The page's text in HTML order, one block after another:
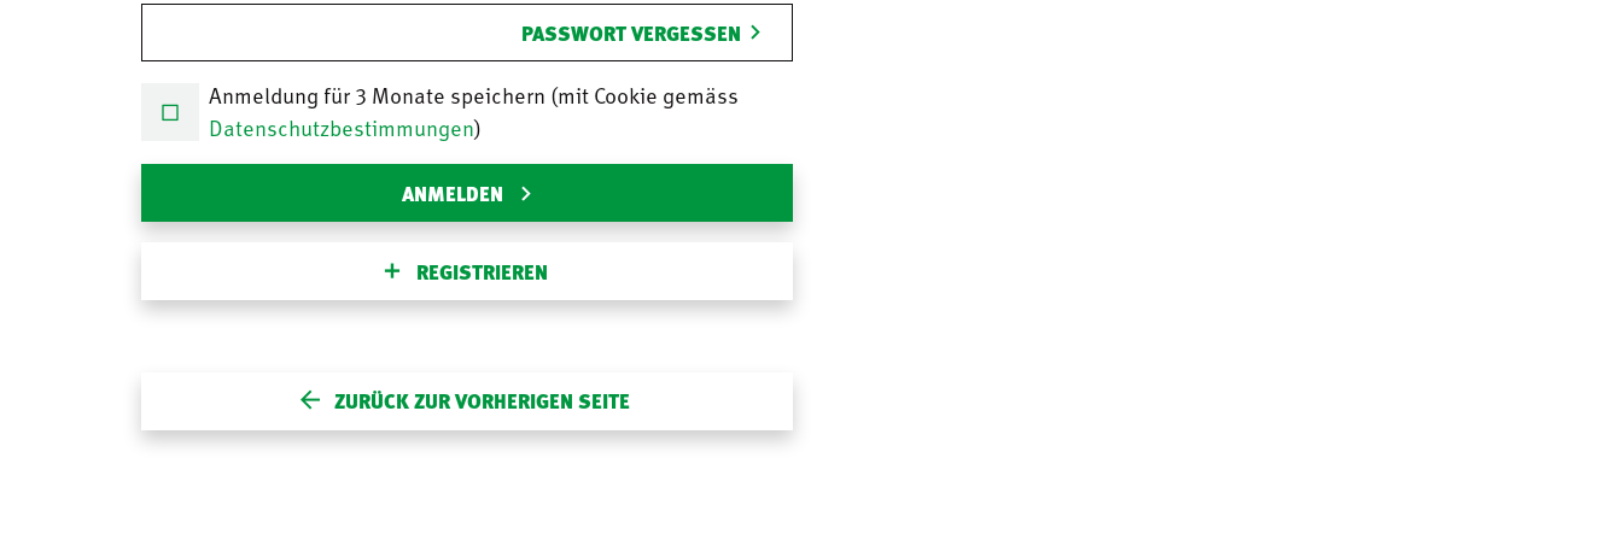
PASSWORT VERGESSEN
Anmeldung für 3 Monate speichern (mit Cookie gemäss
Datenschutzbestimmungen)
ANMELDEN
REGISTRIEREN
ZURÜCK ZUR VORHERIGEN SEITE